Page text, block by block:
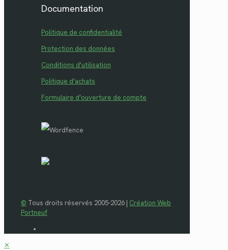
Documentation
Politique de confidentialité
Protection des données
Conditions d'utilisation
Politique d'achats
Formulaire d'ouverture de compte
© Tous droits réservés 2005-2026 | Création Web
Portneuf
✕